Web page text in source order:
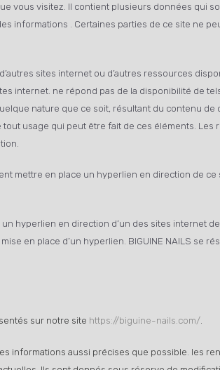
vous visitez. Il contient plusieurs données qui
informations . Certaines parties de ce site ne
sites internet ou d’autres ressources
internet. ne répond pas de la disponibilité de
nature que ce soit, résultant du contenu
usage qui peut être fait de ces éléments. Les
mettre en place un hyperlien en direction de ce
hyperlien en direction d’un des sites internet de
en place d’un hyperlien. BIGUINE NAILS se
sur notre site https://biguine-nails.com/.
informations aussi précises que possible. les